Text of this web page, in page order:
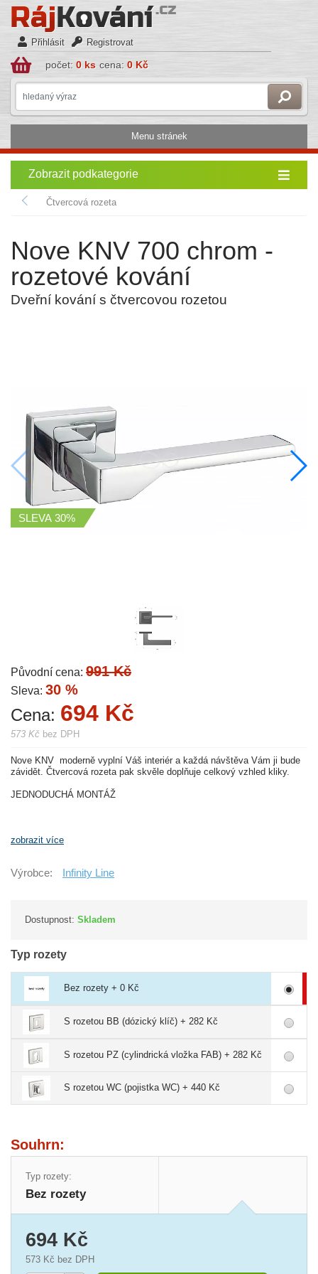
Přihlásit Registrovat
počet: 0 ks cena: 0 Kč
Menu stránek
Zobrazit podkategorie
Čtvercová rozeta
Nove KNV 700 chrom -
rozetové kování
Dveřní kování s čtvercovou rozetou
SLEVA 30%
Původní cena: 991 Kč
Sleva: 30 %
Cena: 694 Kč
573 Kč bez DPH
Nove KNV moderně vyplní Váš interiér a každá návštěva Vám ji bude
závidět. Čtvercová rozeta pak skvěle doplňuje celkový vzhled kliky.
JEDNODUCHÁ MONTÁŽ
zobrazit více
Výrobce: Infinity Line
Dostupnost: Skladem
Typ rozety
Bez rozety + 0 Kč
S rozetou BB (dózický klíč) + 282 Kč
S rozetou PZ (cylindrická vložka FAB) + 282 Kč
S rozetou WC (pojistka WC) + 440 Kč
Souhrn:
Typ rozety:
Bez rozety
694 Kč
573 Kč bez DPH